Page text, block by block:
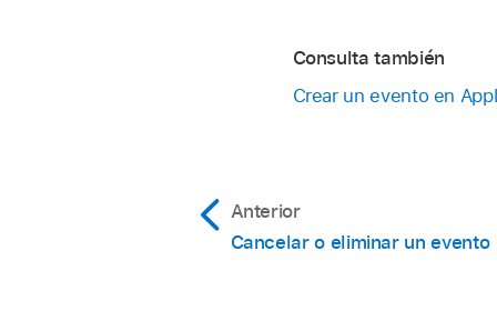
Consulta también
Crear un evento en
Anterior
Cancelar o eliminar un evento